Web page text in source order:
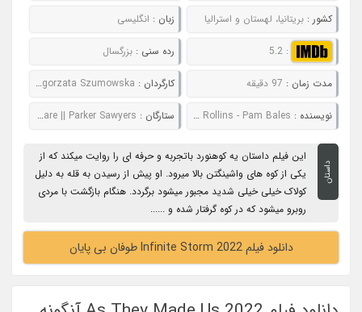
کشور :بریتانیا، لهستان و استرالیا زبان : انگلیسی
:
5.2 رده سنی : بزرگسال
مدت زمان : 97 دقیقه کارگردان : Malgorzata Szumowska
نویسنده : Joshua Rollins - Pam Bales ستارگان : Naomi Watts || Billy Howle || Denis O'Hare || Parker Sawyers
داستان
این فیلم داستان یه کوهنورد باتجربه و حرفه ای را روایت میکند که از
یکی از کوه های واشینگتن بالا میرود. او پیش از رسیدن به قله به دلیل
کولاک خیلی خیلی شدید مجبور میشود برگردد. هنگام بازگشت با مردی
روبرو میشود که در کوه گرفتار شده و ......
دانلود فیلم Infinite Storm 2022 طوفان بی پایان